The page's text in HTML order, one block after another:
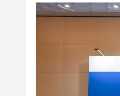
九龍
投
深化
五月